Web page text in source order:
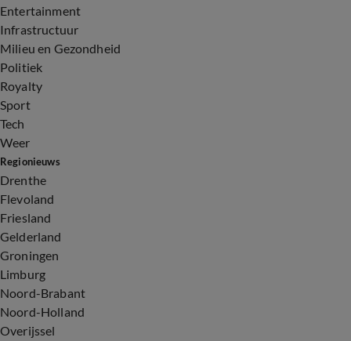
Entertainment
Infrastructuur
Milieu en Gezondheid
Politiek
Royalty
Sport
Tech
Weer
Regionieuws
Drenthe
Flevoland
Friesland
Gelderland
Groningen
Limburg
Noord-Brabant
Noord-Holland
Overijssel